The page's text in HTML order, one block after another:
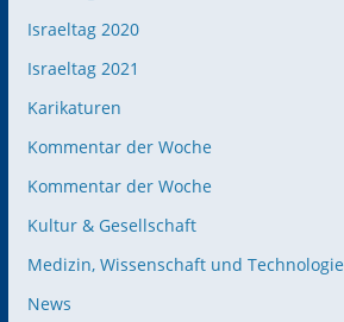
Israeltag 2020
Israeltag 2021
Karikaturen
Kommentar der Woche
Kommentar der Woche
Kultur & Gesellschaft
Medizin, Wissenschaft und Technologie
News